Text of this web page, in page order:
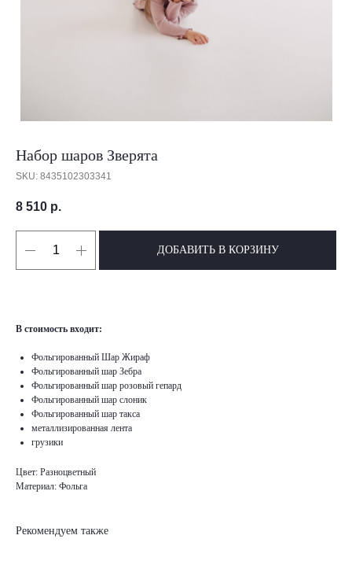
Набор шаров Зверята
SKU: 8435102303341
8 510 р.
ДОБАВИТЬ В КОРЗИНУ
В стоимость входит:
Фольгированный Шар Жираф
Фольгированный шар Зебра
Фольгированный шар розовый гепард
Фольгированный шар слоник
Фольгированный шар такса
металлизированная лента
грузики
Цвет: Разноцветный
Материал: Фольга
Рекомендуем также